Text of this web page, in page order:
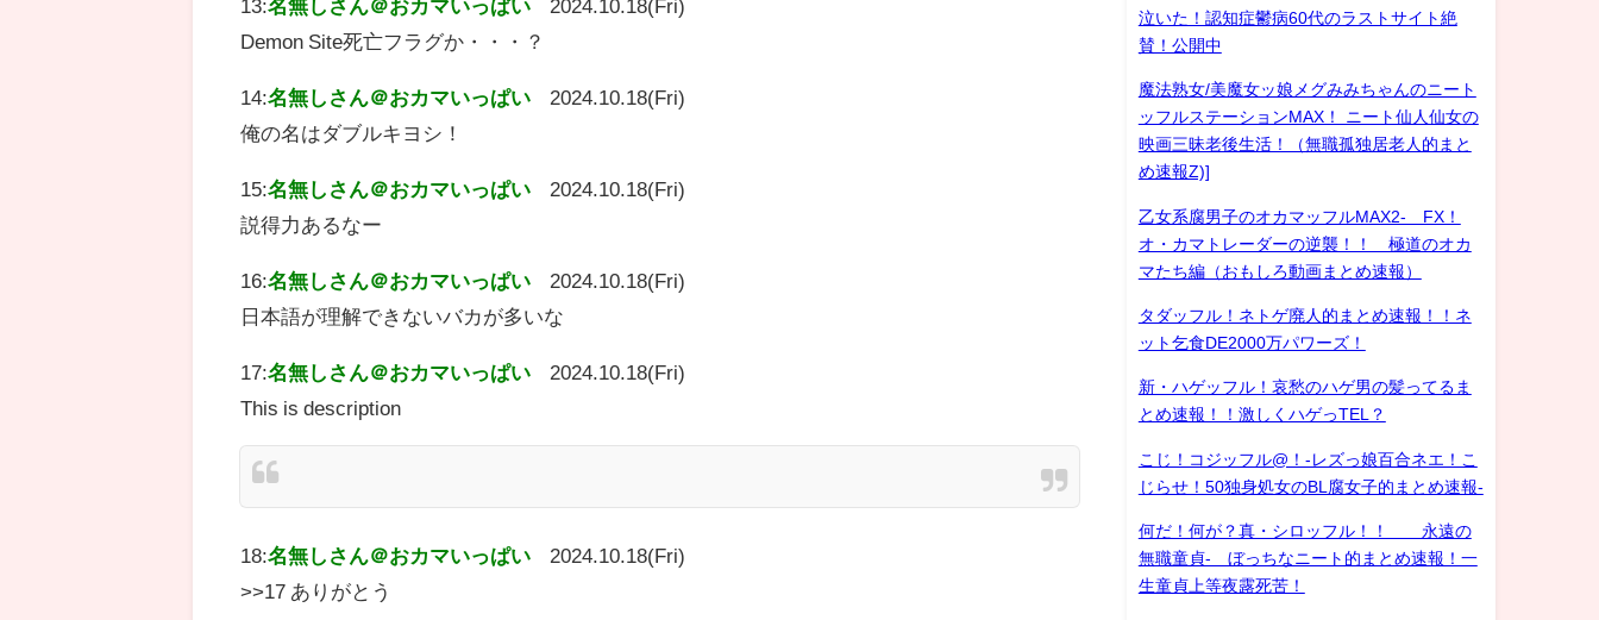
13:名無しさん＠おカマいっぱい
2024.10.18(Fri)
Demon Site死亡フラグか・・・？
14:名無しさん＠おカマいっぱい
2024.10.18(Fri)
俺の名はダブルキヨシ！
15:名無しさん＠おカマいっぱい
2024.10.18(Fri)
説得力あるなー
16:名無しさん＠おカマいっぱい
2024.10.18(Fri)
日本語が理解できないバカが多いな
17:名無しさん＠おカマいっぱい
2024.10.18(Fri)
This is description
18:名無しさん＠おカマいっぱい
2024.10.18(Fri)
>>17 ありがとう
泣いた！認知症鬱病60代のラストサイト絶
賛！公開中
魔法熟女/美魔女ッ娘メグみみちゃんのニート
ッフルステーションMAX！ ニート仙人仙女の
映画三昧老後生活！（無職孤独居老人的まと
め速報Z)]
乙女系腐男子のオカマッフルMAX2- FX！
オ・カマトレーダーの逆襲！！ 極道のオカ
マたち編（おもしろ動画まとめ速報）
タダッフル！ネトゲ廃人的まとめ速報！！ネ
ット乞食DE2000万パワーズ！
新・ハゲッフル！哀愁のハゲ男の髪ってるま
とめ速報！！激しくハゲっTEL？
こじ！コジッフル@！-レズっ娘百合ネエ！こ
じらせ！50独身処女のBL腐女子的まとめ速報-
何だ！何が？真・シロッフル！！ 永遠の
無職童貞- ぼっちなニート的まとめ速報！一
生童貞上等夜露死苦！